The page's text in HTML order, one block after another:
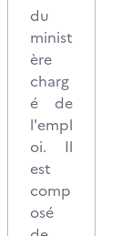
du
minist
ère
charg
é de
l'empl
oi. Il
est
comp
osé